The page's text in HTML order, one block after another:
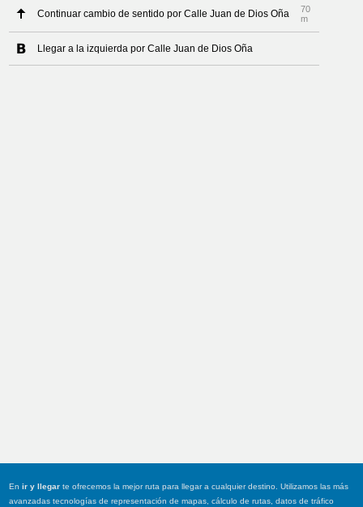
Continuar cambio de sentido por Calle Juan de Dios Oña
70
m
Llegar a la izquierda por Calle Juan de Dios Oña
Enir y llegar te ofrecemos la mejor ruta para llegar a cualquier destino. Utilizamos las más
avanzadas tecnologías de representación de mapas, cálculo de rutas, datos de tráfico